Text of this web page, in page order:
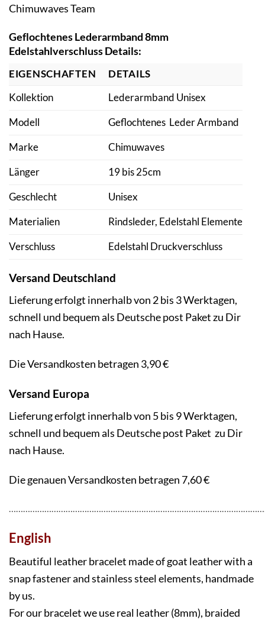
Chimuwaves Team
Geflochtenes Lederarmband 8mm
Edelstahlverschluss Details:
EIGENSCHAFTEN
DETAILS
Kollektion
Lederarmband Unisex
Modell Geflochtenes Leder Armband
Marke Chimuwaves
Länger 19 bis 25cm
Geschlecht Unisex
Materialien Rindsleder, Edelstahl Elemente
Verschluss Edelstahl Druckverschluss
Versand Deutschland
Lieferung erfolgt innerhalb von 2 bis 3 Werktagen,
schnell und bequem als Deutsche post Paket zu Dir
nach Hause.
Die Versandkosten betragen 3,90 €
Versand Europa
Lieferung erfolgt innerhalb von 5 bis 9 Werktagen,
schnell und bequem als Deutsche post Paket zu Dir
nach Hause.
Die genauen Versandkosten betragen 7,60 €
English
Beautiful leather bracelet made of goat leather with a
snap fastener and stainless steel elements, handmade
by us.
For our bracelet we use real leather (8mm), braided